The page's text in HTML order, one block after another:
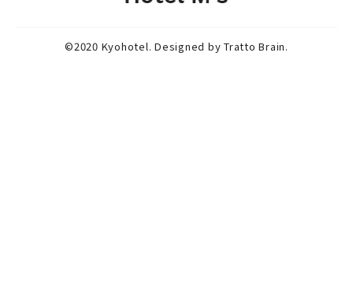
©2020 Kyohotel. Designed byTratto Brain.